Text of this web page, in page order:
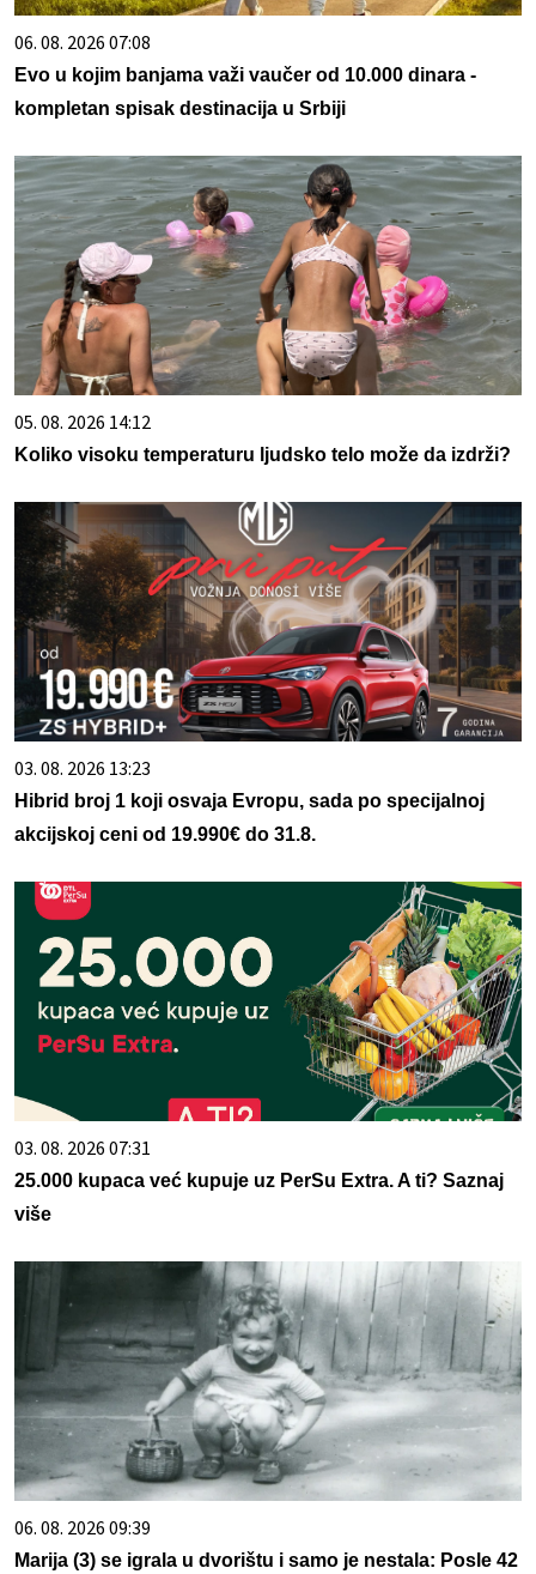
06. 08. 2026 07:08
Evo u kojim banjama važi vaučer od 10.000 dinara -
kompletan spisak destinacija u Srbiji
05. 08. 2026 14:12
Koliko visoku temperaturu ljudsko telo može da izdrži?
03. 08. 2026 13:23
Hibrid broj 1 koji osvaja Evropu, sada po specijalnoj
akcijskoj ceni od 19.990€ do 31.8.
03. 08. 2026 07:31
25.000 kupaca već kupuje uz PerSu Extra. A ti? Saznaj
više
06. 08. 2026 09:39
Marija (3) se igrala u dvorištu i samo je nestala: Posle 42